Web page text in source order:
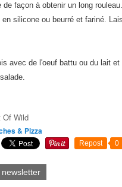
de façon à obtenir un long
en silicone ou beurré et fariné.
avec de l'oeuf battu ou du lait
Of Wild
& Pizza
Repost 0